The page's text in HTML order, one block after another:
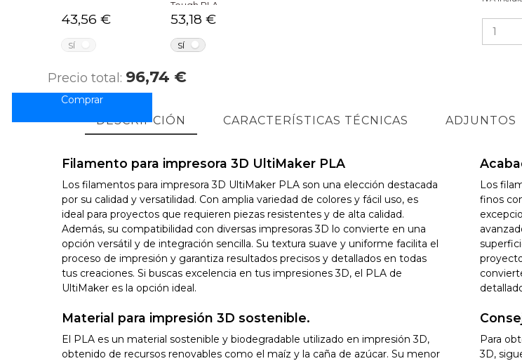
43,56 €
SÍ
Tough PLA
53,18 €
SÍ
Precio total: 96,74 €
DESCRIPCIÓN CARACTERÍSTICAS TÉCNICAS ADJUNTOS
Filamento para impresora 3D UltiMaker PLA
Los filamentos para impresora 3D UltiMaker PLA son una elección destacada
por su calidad y versatilidad. Con amplia variedad de colores y fácil uso, es
ideal para proyectos que requieren piezas resistentes y de alta calidad.
Además, su compatibilidad con diversas impresoras 3D lo convierte en una
opción versátil y de integración sencilla. Su textura suave y uniforme facilita el
proceso de impresión y garantiza resultados precisos y detallados en todas
tus creaciones. Si buscas excelencia en tus impresiones 3D, el PLA de
UltiMaker es la opción ideal.
Material para impresión 3D sostenible.
El PLA es un material sostenible y biodegradable utilizado en impresión 3D,
obtenido de recursos renovables como el maíz y la caña de azúcar. Su menor
Los
finos
Para
3D,